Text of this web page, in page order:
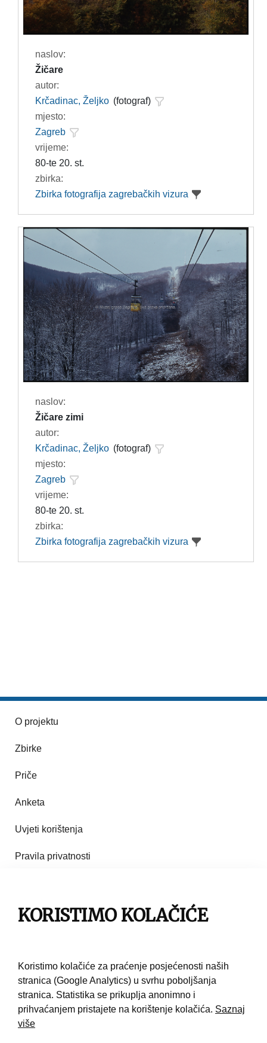
naslov:
Žičare
autor:
Krčadinac, Željko (fotograf)
mjesto:
Zagreb
vrijeme:
80-te 20. st.
zbirka:
Zbirka fotografija zagrebačkih vizura
naslov:
Žičare zimi
autor:
Krčadinac, Željko (fotograf)
mjesto:
Zagreb
vrijeme:
80-te 20. st.
zbirka:
Zbirka fotografija zagrebačkih vizura
O projektu
Zbirke
Priče
Anketa
Uvjeti korištenja
Pravila privatnosti
Pravila korištenja
KORISTIMO KOLAČIĆE
Koristimo kolačiće za praćenje posjećenosti naših
stranica (Google Analytics) u svrhu poboljšanja
stranica. Statistika se prikuplja anonimno i
prihvaćanjem pristajete na korištenje kolačića. Saznaj
više